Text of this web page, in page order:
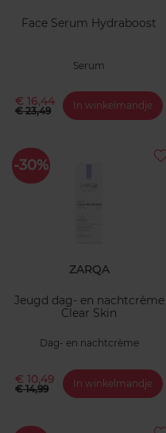
Face Serum Hydraboost
Serum
€ 16,44
€ 23,49 In winkelmandje
-30%
ZARQA
Jeugd dag- en nachtcrème
Clear Skin
Dag- en nachtcrème
€ 10,49
€ 14,99 In winkelmandje